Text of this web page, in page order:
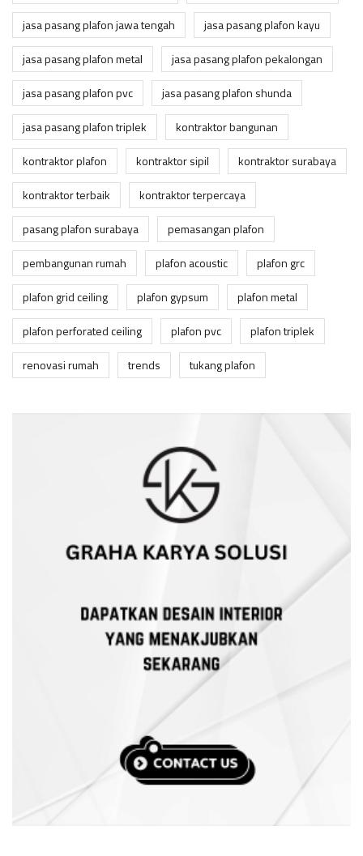
jasa pasang plafon jawa tengah
jasa pasang plafon kayu
jasa pasang plafon metal
jasa pasang plafon pekalongan
jasa pasang plafon pvc
jasa pasang plafon shunda
jasa pasang plafon triplek
kontraktor bangunan
kontraktor plafon
kontraktor sipil
kontraktor surabaya
kontraktor terbaik
kontraktor terpercaya
pasang plafon surabaya
pemasangan plafon
pembangunan rumah
plafon acoustic
plafon grc
plafon grid ceiling
plafon gypsum
plafon metal
plafon perforated ceiling
plafon pvc
plafon triplek
renovasi rumah
trends tukang plafon